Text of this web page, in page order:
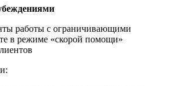
работы с ограничивающими
в режиме «скорой помощи»